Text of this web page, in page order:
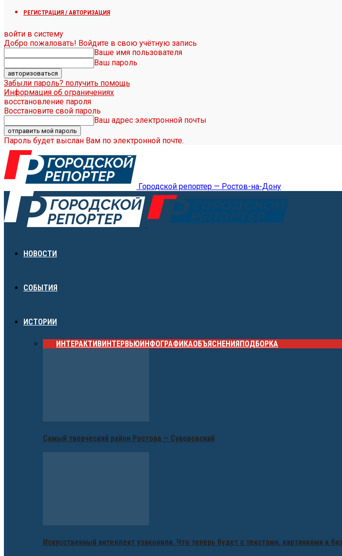
РЕГИСТРАЦИЯ / АВТОРИЗАЦИЯ
войти в систему
Добро пожаловать! Войдите в свою учётную запись
Ваше имя пользователя
Ваш пароль
Забыли пароль? получить помощь
Информация об ограничениях
восстановление пароля
Восстановите свой пароль
Ваш адрес электронной почты
Пароль будет выслан Вам по электронной почте.
Городской репортер — Ростов-на-Дону
НОВОСТИ
СОБЫТИЯ
ИСТОРИИ
ИНТЕРАКТИВИНТЕРВЬЮИНФОГРАФИКАОБЪЯСНЕНИЯПОДБОРКА
Самый творческий район Ростова — Суворовский
Искусственный интеллект узаконили. Что теперь будет с текстами, картинками и